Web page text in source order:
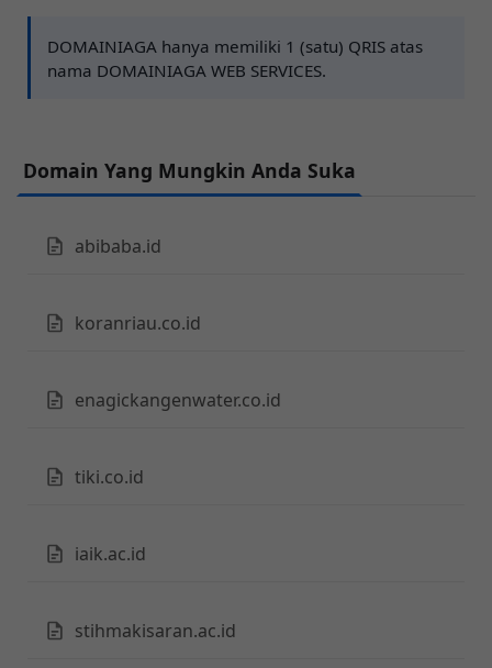
DOMAINIAGA hanya memiliki 1 (satu) QRIS atas
nama DOMAINIAGA WEB SERVICES.
Domain Yang Mungkin Anda Suka
abibaba.id
koranriau.co.id
enagickangenwater.co.id
tiki.co.id
iaik.ac.id
stihmakisaran.ac.id